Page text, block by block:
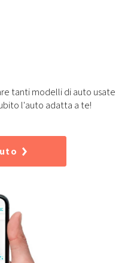
tanti modelli di auto usate
l'auto adatta a te!